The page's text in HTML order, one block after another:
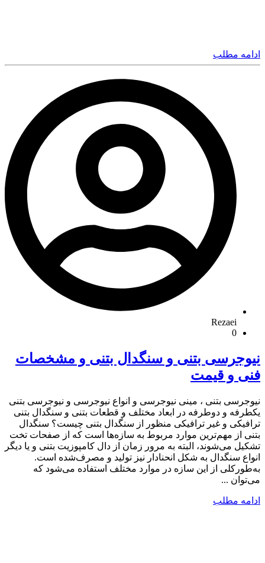
ادامه مطلب
Rezaei
0
نیوجرسی بتنی و سنگدال بتنی و مشخصات
فنی و قیمت
نیوجرسی بتنی ، مینی نیوجرسی و انواع نیوجرسی و نیوجرسی بتنی
یکطرفه و دوطرفه در ابعاد مختلف و قطعات بتنی و سنگدال بتنی
ترافیکی و غیر ترافیکی منظور از سنگدال بتنی چیست؟ سنگدال
بتنی از مهم‌ترین موارد مربوط به سازه‌ها است که از صفحات تخت
تشکیل می‌شوند، البته به مرور زمان از دال‌ کامپوزیت بتنی و یا دیگر
انواع سنگدال به شکل انحنادار نیز تولید و مصرف‌شده است.
به‌طور‌کلی از این سازه در موارد مختلف استفاده می‌شود که
می‌توان ...
ادامه مطلب